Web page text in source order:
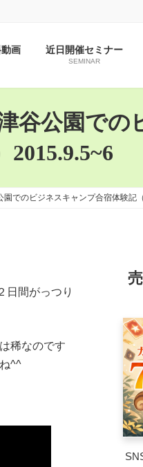
画 近日開催セミナー
SEMINAR
谷公園での
でのビジネスキャンプ合宿体験記
日間がっつり
稀なのです
^^